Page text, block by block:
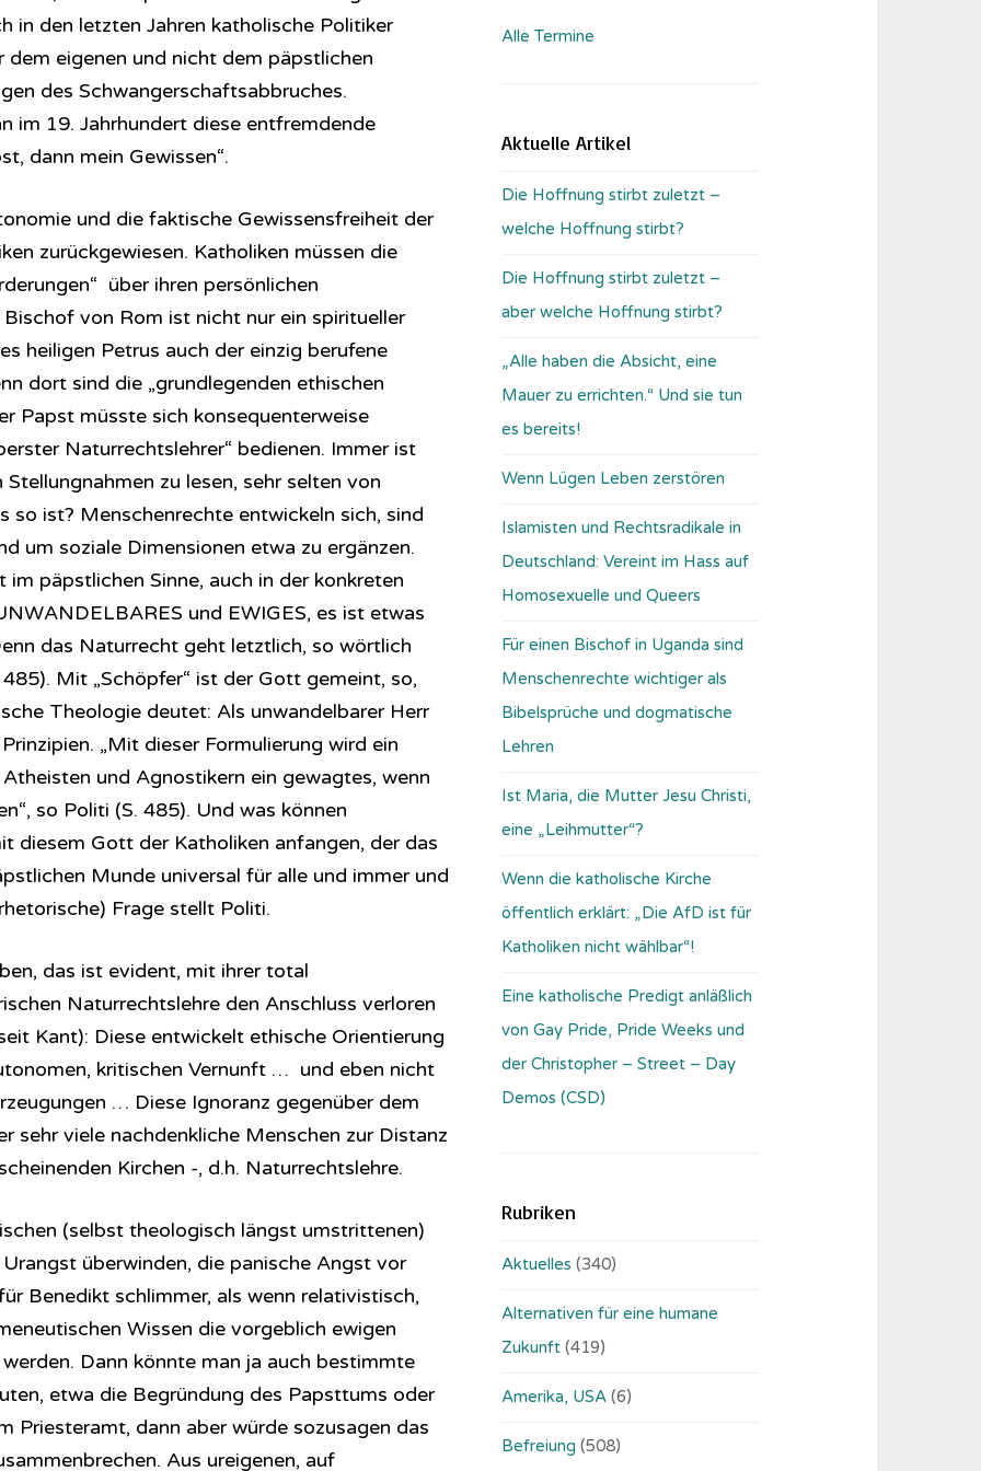
in den letzten Jahren katholische Politiker
dem eigenen und nicht dem päpstlichen
des Schwangerschaftsabbruches.
im 19. Jahrhundert diese entfremdende
dann mein Gewissen“.
und die faktische Gewissensfreiheit der
zurückgewiesen. Katholiken müssen die
über ihren persönlichen
von Rom ist nicht nur ein spiritueller
heiligen Petrus auch der einzig berufene
dort sind die „grundlegenden ethischen
Papst müsste sich konsequenterweise
Naturrechtslehrer“ bedienen. Immer ist
zu lesen, sehr selten von
so ist? Menschenrechte entwickeln sich, sind
um soziale Dimensionen etwa zu ergänzen.
im päpstlichen Sinne, auch in der konkreten
und EWIGES, es ist etwas
das Naturrecht geht letztlich, so wörtlich
Mit „Schöpfer“ ist der Gott gemeint, so,
Theologie deutet: Als unwandelbarer Herr
„Mit dieser Formulierung wird ein
und Agnostikern ein gewagtes, wenn
so Politi (S. 485). Und was können
diesem Gott der Katholiken anfangen, der das
Munde universal für alle und immer und
Frage stellt Politi.
das ist evident, mit ihrer total
Naturrechtslehre den Anschluss verloren
Kant): Diese entwickelt ethische Orientierung
kritischen Vernunft … und eben nicht
… Diese Ignoranz gegenüber dem
sehr viele nachdenkliche Menschen zur Distanz
Kirchen -, d.h. Naturrechtslehre.
(selbst theologisch längst umstrittenen)
überwinden, die panische Angst vor
Benedikt schlimmer, als wenn relativistisch,
Wissen die vorgeblich ewigen
Dann könnte man ja auch bestimmte
etwa die Begründung des Papsttums oder
Priesteramt, dann aber würde sozusagen das
Aus ureigenen, auf
Alle Termine
Aktuelle Artikel
Die Hoffnung stirbt zuletzt –
welche Hoffnung stirbt?
Die Hoffnung stirbt zuletzt –
aber welche Hoffnung stirbt?
„Alle haben die Absicht, eine
Mauer zu errichten.“ Und sie tun
es bereits!
Wenn Lügen Leben zerstören
Islamisten und Rechtsradikale in
Deutschland: Vereint im Hass auf
Homosexuelle und Queers
Für einen Bischof in Uganda sind
Menschenrechte wichtiger als
Bibelsprüche und dogmatische
Lehren
Ist Maria, die Mutter Jesu Christi,
eine „Leihmutter“?
Wenn die katholische Kirche
öffentlich erklärt: „Die AfD ist für
Katholiken nicht wählbar“!
Eine katholische Predigt anläßlich
von Gay Pride, Pride Weeks und
der Christopher – Street – Day
Demos (CSD)
Rubriken
Aktuelles (340)
Alternativen für eine humane
Zukunft (419)
Amerika, USA (6)
Befreiung (508)